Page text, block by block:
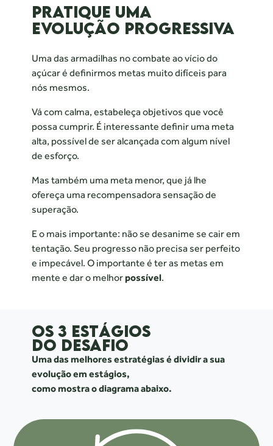
PRATIQUE UMA
EVOLUÇÃO PROGRESSIVA
Uma das armadilhas no combate ao vício do
açúcaré definirmos metas muito difíceis para
nós mesmos.
Vá com calma, estabeleça objetivos que você
possa cumprir. É interessante definir uma meta
alta, possívelde ser alcançada com algum nível
de esforço.
Mas também uma meta menor, que já lhe
ofereça uma recompensadora sensação de
superação.
E o mais importante: não se desanime se cair em
tentação. Seu progresso não precisa ser perfeito
e impecável. O importante é ter as metas em
mente e dar o melhorpossível.
OS 3 ESTÁGIOS
DO DESAFIO
Uma das melhores estratégias é dividir a sua
evolução em estágios,
como mostra o diagrama abaixo.